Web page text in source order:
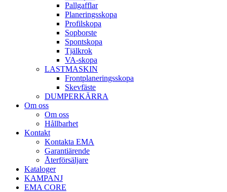
Pallgafflar
Planerings­skopa
Profil­skopa
Sop­borste
Spont­skopa
Tjäl­krok
VA­-skopa
LAST­MASKIN
Front­planerings­skopa
Skev­fäste
DUMPER­KÄRRA
Om oss
Om oss
Hållbarhet
Kontakt
Kontakta EMA
Garantiärende
Återförsäljare
Kataloger
KAMPANJ
EMA CORE